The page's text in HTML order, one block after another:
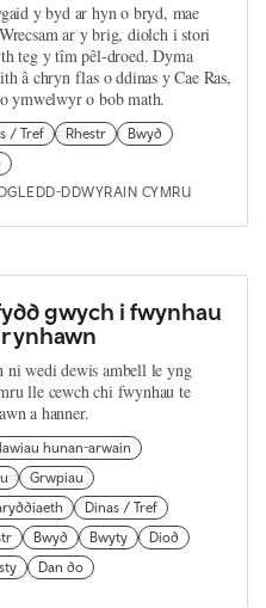
y byd ar hyn o bryd, mae
ar y brig, diolch i stori
teg y tîm pêl-droed. Dyma
â chryn flas o ddinas y Cae Ras,
ymwelwyr o bob math.
/ Tref Rhestr
Bwyd
DDWYRAIN CYMRU
gwych i fwynhau
ni wedi dewis ambell le yng
lle cewch chi fwynhau te
a hanner.
hunan-arwain
Grwpiau
Dinas / Tref
Bwyd Bwyty
Diod
Dan do